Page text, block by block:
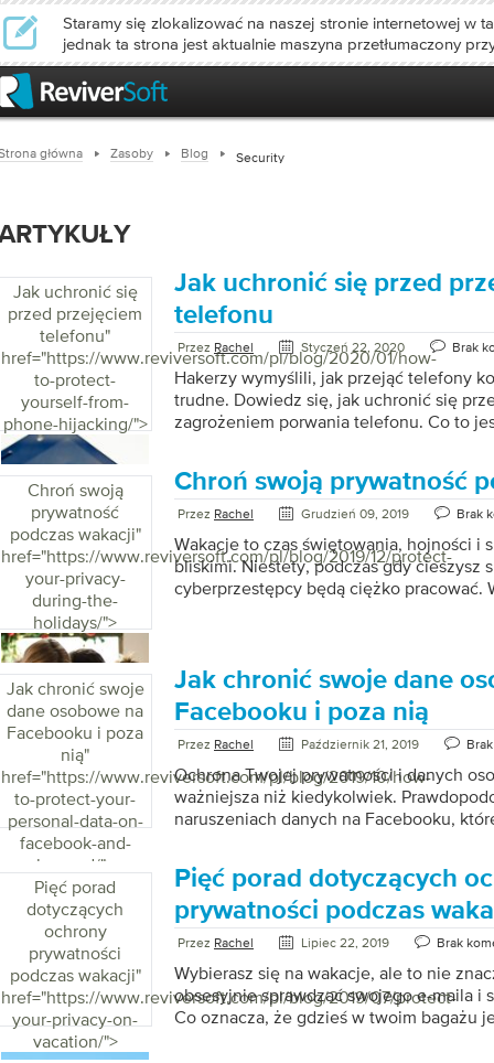
Staramy się zlokalizować na naszej stronie internetowej w
jednak ta strona jest aktualnie maszyna przetłumaczony
główna Zasoby Blog Security
Jak uchronić się
przed przejęciem
telefonu"
href="https://www.reviversoft.com/pl/blog/2020/01/how-
to-protect-
yourself-from-
phone-hijacking/">
Jak uchronić się przed
telefonu
Przez Rachel Styczeń 22, 2020 Brak
Hakerzy wymyślili, jak przejąć telefony
trudne. Dowiedz się, jak uchronić się
zagrożeniem porwania telefonu. Co to
przejmują „posiadanie” telefonu lub, co
wszystko w telefonie. Obejmuje to e-
resetowanie hasła, zdjęcia, aplikacje
telefonie i wszystko, co robisz z
że ktoś inny nagle ma kontrolę nad
Jak działa […]
Chroń swoją
prywatność
podczas wakacji"
href="https://www.reviversoft.com/pl/blog/2019/12/protect-
your-privacy-
during-the-
holidays/">
Chroń swoją prywatność
Przez Rachel Grudzień 09, 2019 Brak
Wakacje to czas świętowania, hojności i
bliskimi. Niestety, podczas gdy cieszysz
cyberprzestępcy będą ciężko pracować.
bezpieczeństwo Twoich danych
okazję. Podróżujesz na wakacje? Chroń
podczas wakacji dzięki 5 wskazówkom.
Cyberprzestępcy mogą skłonić cię do
możesz zaufać. Poznaj oznaki typowych
pocztą e-mail . […]
Jak chronić swoje
dane osobowe na
Facebooku i poza
nią"
href="https://www.reviversoft.com/pl/blog/2019/10/how-
to-protect-your-
personal-data-on-
facebook-and-
beyond/">
Jak chronić swoje dane
Facebooku i poza nią
Przez Rachel Październik 21, 2019
Ochrona Twojej prywatności i danych
ważniejsza niż kiedykolwiek.
naruszeniach danych na Facebooku,
mniejszych cyberataków, które
równie katastrofalne dla
mogą obejmować wszystko, od
wirusów komputerowych po kradzież
nie ograniczają się do Facebooka.
nie musisz stać się ofiarą. Skorzystaj z
chronić swoje dane, prywatność i
Pięć porad
dotyczących
ochrony
prywatności
podczas wakacji"
href="https://www.reviversoft.com/pl/blog/2019/07/protect-
your-privacy-on-
vacation/">
Pięć porad dotyczących
prywatności podczas
Przez Rachel Lipiec 22, 2019 Brak
Wybierasz się na wakacje, ale to nie
obsesyjnie sprawdzać swojego e-maila i
Co oznacza, że gdzieś w twoim bagażu